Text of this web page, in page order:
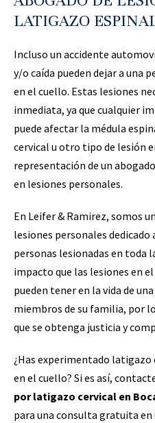
LATIGAZO
Incluso un accidente
y/o caída pueden dejar a una
en el cuello. Estas lesiones
inmediata, ya que cualquier
puede afectar la médula
cervical u otro tipo de lesión
representación de un
en lesiones personales.
En Leifer & Ramirez, somos
lesiones personales dedicado
personas lesionadas en toda
impacto que las lesiones en
pueden tener en la vida de
miembros de su familia, por
que se obtenga justicia y
¿Has experimentado
en el cuello? Si es así,
por latigazo cervical en
para una consulta gratuita en